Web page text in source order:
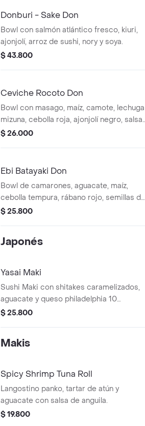
Donburi - Sake Don
Bowl con salmón atlántico fresco, kiuri,
ajonjolí, arroz de sushi, nory y soya.
$ 43.800
Ceviche Rocoto Don
Bowl con masago, maíz, camote, lechuga
mizuna, cebolla roja, ajonjolí negro, salsa
spicy y aguacate.
$ 26.000
Ebi Batayaki Don
Bowl de camarones, aguacate, maíz,
cebolla tempura, rábano rojo, semillas de
ajonjolí, salsa spicy, repollo morado y
$ 25.800
Japonés
Yasai Maki
Sushi Maki con shitakes caramelizados,
aguacate y queso philadelphia 10
bocados.
$ 25.800
Makis
Spicy Shrimp Tuna Roll
Langostino panko, tartar de atún y
aguacate con salsa de anguila.
$ 19.800